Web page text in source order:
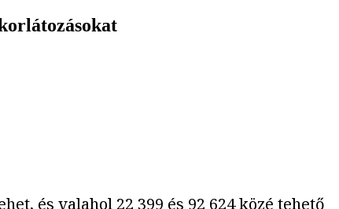
és valahol 22 399 és 92 624 közé tehető